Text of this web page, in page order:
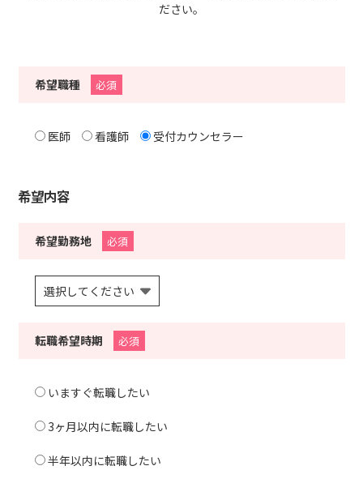
ださい。
希望職種 必須
医師 看護師 受付カウンセラー
希望内容
希望勤務地 必須
転職希望時期 必須
いますぐ転職したい
3ヶ月以内に転職したい
半年以内に転職したい